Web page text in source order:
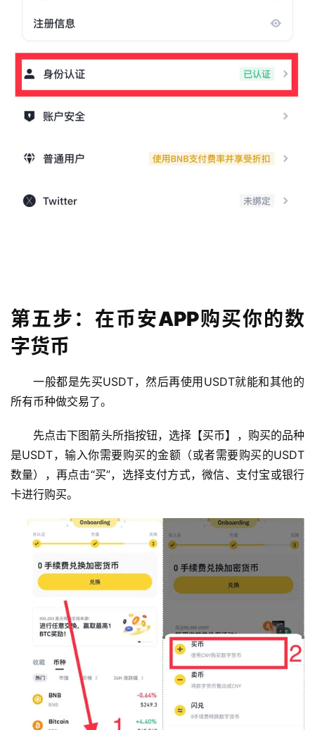
第五步：在币安APP购买你的数
字货币
一般都是先买USDT，然后再使用USDT就能和其他的
所有币种做交易了。
先点击下图箭头所指按钮，选择【买币】，购买的品种
是USDT，输入你需要购买的金额（或者需要购买的USDT
数量），再点击“买”，选择支付方式，微信、支付宝或银行
卡进行购买。